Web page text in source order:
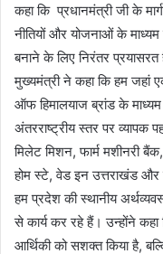
कहा कि प्रधानमंत्री जी के
नीतियों और योजनाओं के
बनाने के लिए निरंतर प्रयासरत
मुख्यमंत्री ने कहा कि हम जहां
ऑफ हिमालयाज ब्रांड के माध्यम
अंतरराष्ट्रीय स्तर पर व्यापक
मिलेट मिशन, फार्म मशीनरी
होम स्टे, वेड इन उत्तराखंड और
हम प्रदेश की स्थानीय
से कार्य कर रहे हैं। उन्होंने
आर्थिकी को सशक्त किया है,